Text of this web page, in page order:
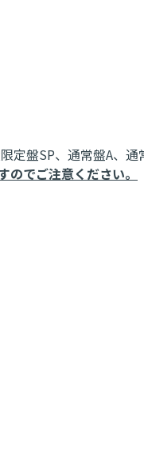
定盤SP、通常盤A、
でご注意ください。